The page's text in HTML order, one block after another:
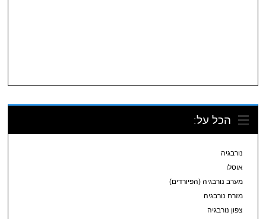
הכל על:
נורבגיה
אוסלו
מערב נורבגיה (הפיורדים)
מזרח נורבגיה
צפון נורבגיה